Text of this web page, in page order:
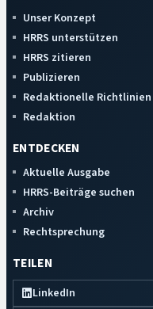
Unser Konzept
HRRS unterstützen
HRRS zitieren
Publizieren
Redaktionelle Richtlinien
Redaktion
ENTDECKEN
Aktuelle Ausgabe
HRRS-Beiträge suchen
Archiv
Rechtsprechung
TEILEN
LinkedIn